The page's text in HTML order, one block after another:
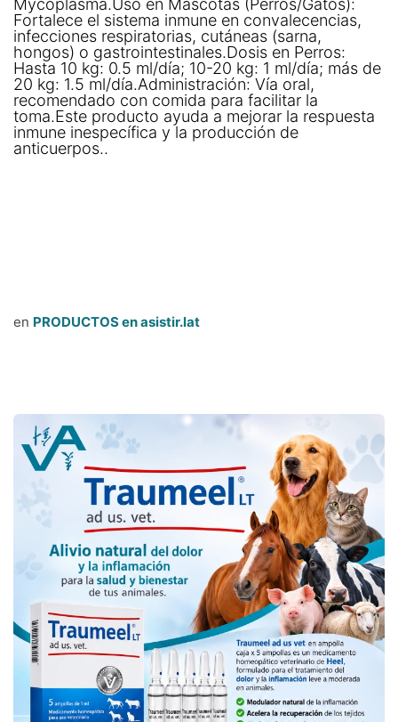
Mycoplasma.Uso en Mascotas (Perros/Gatos):
Fortalece el sistema inmune en convalecencias,
infecciones respiratorias, cutáneas (sarna,
hongos) o gastrointestinales.Dosis en Perros:
Hasta 10 kg: 0.5 ml/día; 10-20 kg: 1 ml/día; más de
20 kg: 1.5 ml/día.Administración: Vía oral,
recomendado con comida para facilitar la
toma.Este producto ayuda a mejorar la respuesta
inmune inespecífica y la producción de
anticuerpos..
en PRODUCTOS en asistir.lat